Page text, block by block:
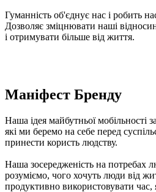
Гуманність об'єднує нас і робить
Дозволяє зміцнювати наші
і отримувати більше від життя.
Маніфест Бренду
Наша ідея майбутньої мобільності
які ми беремо на себе перед
принести користь людству.
Наша зосередженість на потребах
розуміємо, чого хочуть люди від
продуктивно використовувати час,